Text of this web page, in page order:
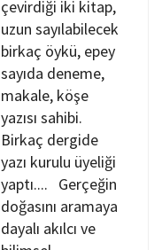
çevirdiği iki kitap,
uzun sayılabilecek
birkaç öykü, epey
sayıda deneme,
makale, köşe
yazısı sahibi.
Birkaç dergide
yazı kurulu üyeliği
yaptı.... Gerçeğin
doğasını aramaya
dayalı akılcı ve